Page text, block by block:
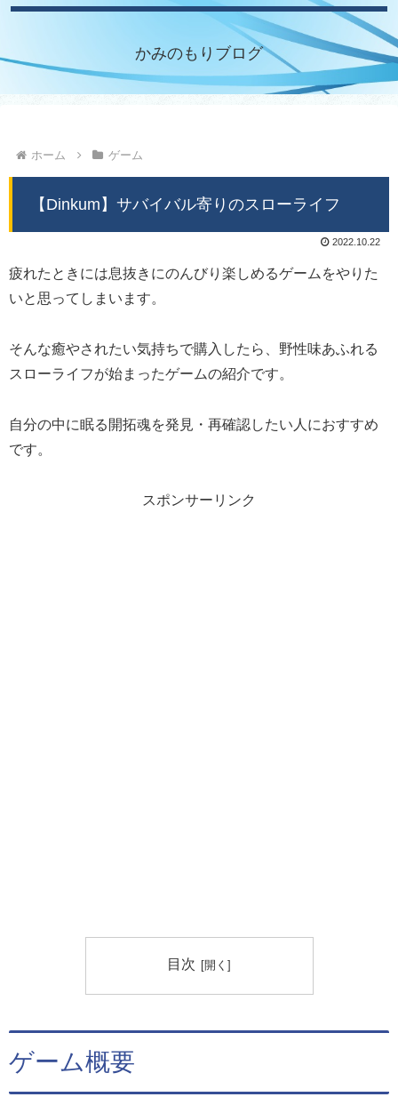
かみのもりブログ
ホーム ゲーム
【Dinkum】サバイバル寄りのスローライフ
2022.10.22
疲れたときには息抜きにのんびり楽しめるゲームをやりた
いと思ってしまいます。
そんな癒やされたい気持ちで購入したら、野性味あふれる
スローライフが始まったゲームの紹介です。
自分の中に眠る開拓魂を発見・再確認したい人におすすめ
です。
スポンサーリンク
目次
ゲーム概要